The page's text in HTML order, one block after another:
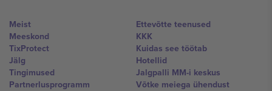
Meist
Meeskond
TixProtect
Jälg
Tingimused
Partnerlusprogramm
Ettevõtte teenused
KKK
Kuidas see töötab
Hotellid
Jalgpalli MM-i keskus
Võtke meiega ühendust